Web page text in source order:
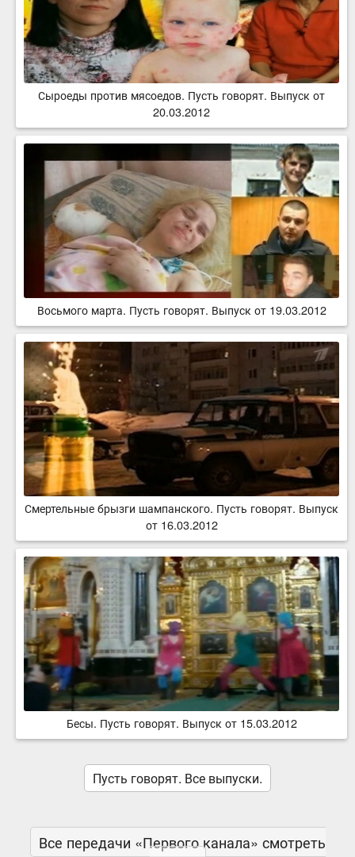
Сыроеды против мясоедов. Пусть говорят. Выпуск от
20.03.2012
Восьмого марта. Пусть говорят. Выпуск от 19.03.2012
Смертельные брызги шампанского. Пусть говорят. Выпуск
от 16.03.2012
Бесы. Пусть говорят. Выпуск от 15.03.2012
Пусть говорят. Все выпуски.
Все передачи «Первого канала» смотреть